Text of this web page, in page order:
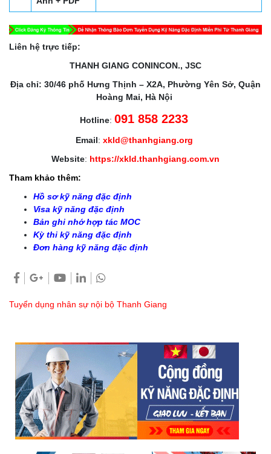
Liên hệ trực tiếp:
THANH GIANG CONINCON., JSC
Địa chỉ: 30/46 phố Hưng Thịnh – X2A, Phường Yên Sở, Quận
Hoàng Mai, Hà Nội
Hotline: 091 858 2233
Email: xkld@thanhgiang.org
Website: https://xkld.thanhgiang.com.vn
Tham khảo thêm:
Hồ sơ kỹ năng đặc định
Visa kỹ năng đặc định
Bản ghi nhớ hợp tác MOC
Kỳ thi kỹ năng đặc định
Đơn hàng kỹ năng đặc định
Tuyển dụng nhân sự nội bộ Thanh Giang